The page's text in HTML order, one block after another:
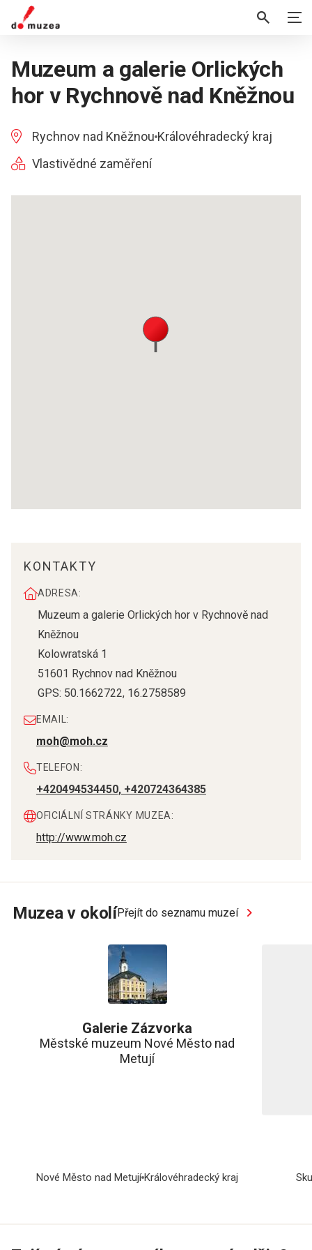
Muzeum a galerie Orlických
hor v Rychnově nad Kněžnou
Rychnov nad Kněžnou Královéhradecký kraj
Vlastivědné zaměření
KONTAKTY
ADRESA:
Muzeum a galerie Orlických hor v Rychnově nad
Kněžnou
Kolowratská 1
51601 Rychnov nad Kněžnou
GPS: 50.1662722, 16.2758589
EMAIL:
moh@moh.cz
TELEFON:
+420494534450, +420724364385
OFICIÁLNÍ STRÁNKY MUZEA:
http://www.moh.cz
Muzea v okolíPřejít do seznamu muzeí
Galerie Zázvorka
Městské muzeum Nové Město nad
Metují
Nové Město nad Metují Královéhradecký kraj